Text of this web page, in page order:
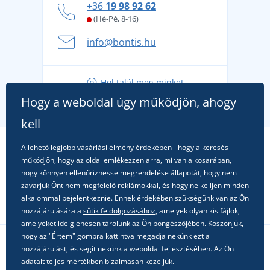
kényelmesen és biztonságosan
A nyári kaland a csomagolással kezdődik - készüljön
alkalomra!
+36 19 98 92 62
(Hé-Pé, 8-16)
info@bontis.hu
Hol talál meg minket
Kövessen minket a közösségi hálózatokon
Hogy a weboldal úgy működjön, ahogy
kell
A lehető legjobb vásárlási élmény érdekében - hogy a keresés
működjön, hogy az oldal emlékezzen arra, mi van a kosarában,
hogy könnyen ellenőrizhesse megrendelése állapotát, hogy nem
zavarjuk Önt nem megfelelő reklámokkal, és hogy ne kelljen minden
alkalommal bejelentkeznie. Ennek érdekében szükségünk van az Ön
hozzájárulására a sütik feldolgozásához, amelyek olyan kis fájlok,
amelyeket ideiglenesen tárolunk az Ön böngészőjében. Köszönjük,
hogy az "Értem" gombra kattintva megadja nekünk ezt a
hozzájárulást, és segít nekünk a weboldal fejlesztésében. Az Ön
adatait teljes mértékben bizalmasan kezeljük.